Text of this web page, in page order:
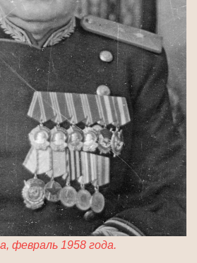
февраль 1958 года.